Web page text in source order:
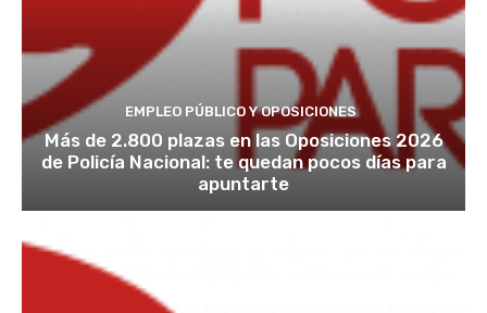
EMPLEO PÚBLICO Y OPOSICIONES
Más de 2.800 plazas en las Oposiciones 2026
de Policía Nacional: te quedan pocos días para
apuntarte